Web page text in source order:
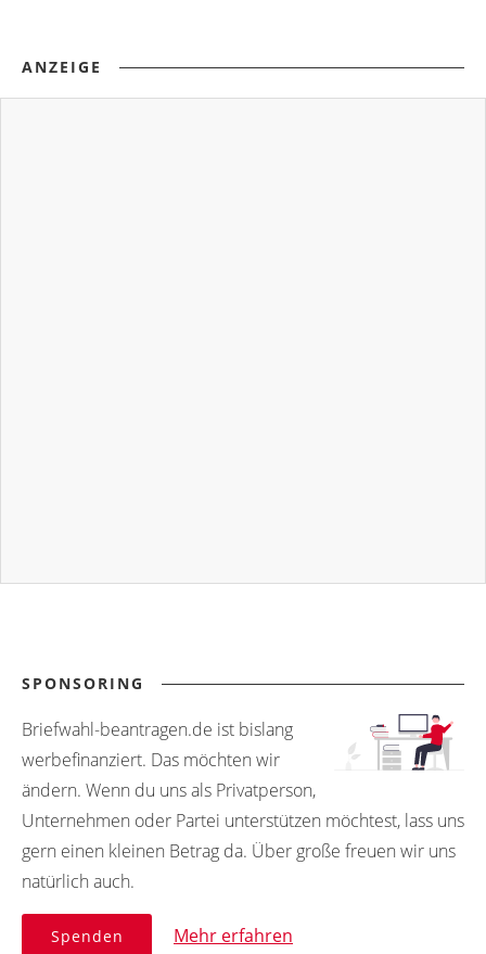
ANZEIGE
SPONSORING
Briefwahl-beantragen.de ist bislang
werbefinanziert. Das möchten wir
ändern. Wenn du uns als Privatperson,
Unternehmen oder Partei unterstützen möchtest, lass uns
gern einen kleinen Betrag da. Über große freuen wir uns
natürlich auch.
Spenden Mehr erfahren